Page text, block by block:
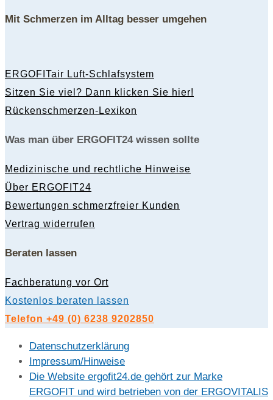
Mit Schmerzen im Alltag besser umgehen
ERGOFITair Luft-Schlafsystem
Sitzen Sie viel? Dann klicken Sie hier!
Rückenschmerzen-Lexikon
Was man über ERGOFIT24 wissen sollte
Medizinische und rechtliche Hinweise
Über ERGOFIT24
Bewertungen schmerzfreier Kunden
Vertrag widerrufen
Beraten lassen
Fachberatung vor Ort
Kostenlos beraten lassen
Telefon +49 (0) 6238 9202850
Datenschutzerklärung
Impressum/Hinweise
Die Website ergofit24.de gehört zur Marke
ERGOFIT und wird betrieben von der ERGOVITALIS